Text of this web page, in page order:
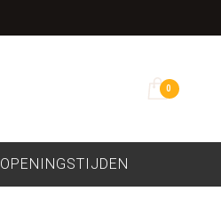
0
OPENINGSTIJDEN